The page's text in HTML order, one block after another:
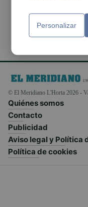
© El Meridiano L'Horta 2026 -
Quiénes somos
Contacto
Publicidad
Aviso legal y Política
Política de cookies
Personalizar